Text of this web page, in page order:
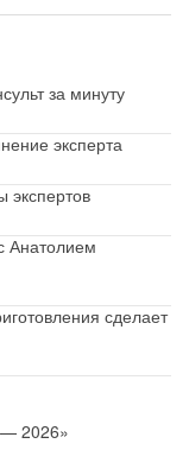
за минуту
эксперта
экспертов
Анатолием
сделает
— 2026»